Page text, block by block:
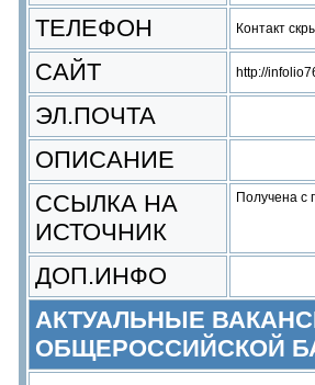
ТЕЛЕФОН Контакт
САЙТ http://
ЭЛ.ПОЧТА
ОПИСАНИЕ
ССЫЛКА НА
ИСТОЧНИК
Получена
ДОП.ИНФО
АКТУАЛЬНЫЕ
ОБЩЕРОССИЙСКОЙ